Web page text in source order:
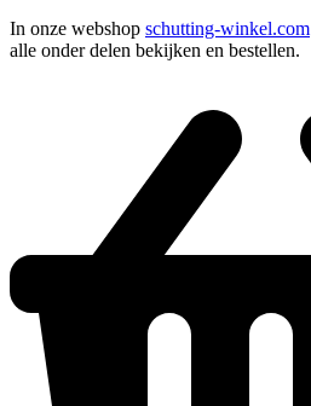
In onze webshop schutting-winkel.com
alle onder delen bekijken en bestellen.